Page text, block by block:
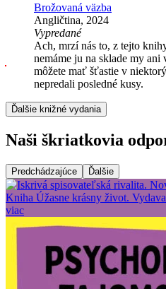
Brožovaná väzba
Angličtina, 2024
Vypredané
Ach, mrzí nás to, z tejto
nemáme ju na sklade my
môžete mať šťastie v
nepredali posledné kusy.
Ďalšie knižné vydania
Naši škriatkovia
Predchádzajúce Ďalšie